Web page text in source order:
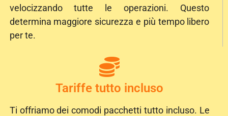
velocizzando tutte le operazioni. Questo
determina maggiore sicurezza e più tempo libero
per te.
Tariffe tutto incluso
Ti offriamo dei comodi pacchetti tutto incluso. Le